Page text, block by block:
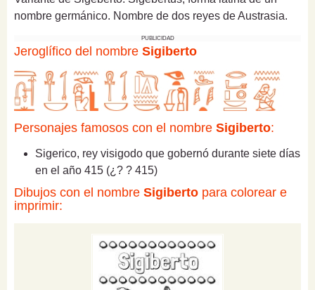
nombre germánico. Nombre de dos reyes de Austrasia.
PUBLICIDAD
Jeroglífico del nombre Sigiberto
Personajes famosos con el nombre Sigiberto:
Sigerico, rey visigodo que gobernó durante siete días
en el año 415 (¿? ? 415)
Dibujos con el nombre Sigiberto para colorear e
imprimir: